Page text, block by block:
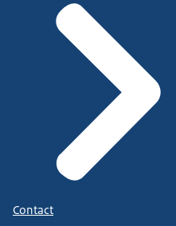
Contact